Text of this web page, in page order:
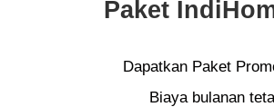
Paket
Dapatkan Paket
Biaya bulanan